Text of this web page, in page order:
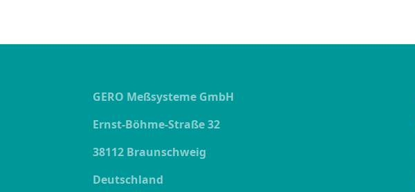
GERO Meßsysteme GmbH
Ernst-Böhme-Straße 32
38112 Braunschweig
Deutschland